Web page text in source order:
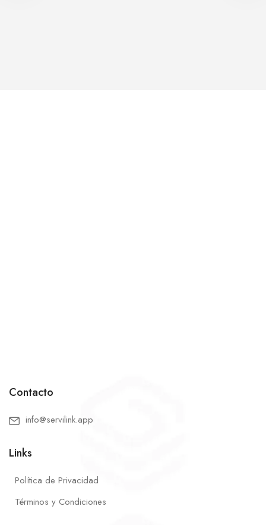
Contacto
info@servilink.app
Links
Política de Privacidad
Términos y Condiciones